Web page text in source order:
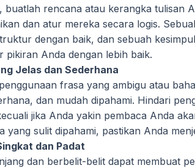
buatlah rencana atau kerangka tulisan
dan atur mereka secara logis.
dengan baik, dan sebuah
pikiran Anda dengan lebih baik.
Jelas dan Sederhana
frasa yang ambigu atau
dan mudah dipahami. Hindari
jika Anda yakin pembaca Anda
yang sulit dipahami, pastikan Anda
dan Padat
dan berbelit-belit dapat membuat